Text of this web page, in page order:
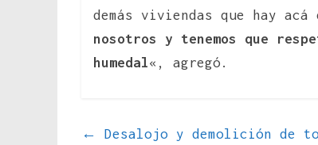
demás viviendas que hay
nosotros y tenemos que
humedal«, agregó.
← Desalojo y demolición de